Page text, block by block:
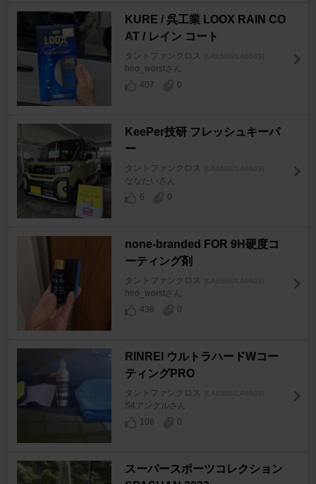
KURE / 呉工業 LOOX RAIN CO
AT / レイン コート
タントファンクロス [LA650S/LA660S]
hiro_worstさん
407
0
KeePer技研 フレッシュキーパ
ー
タントファンクロス [LA650S/LA660S]
ななたいさん
6
0
none-branded FOR 9H硬度コ
ーティング剤
タントファンクロス [LA650S/LA660S]
hiro_worstさん
436
0
RINREI ウルトラハードWコー
ティングPRO
タントファンクロス [LA650S/LA660S]
S4アンクルさん
106
0
スーパースポーツコレクション